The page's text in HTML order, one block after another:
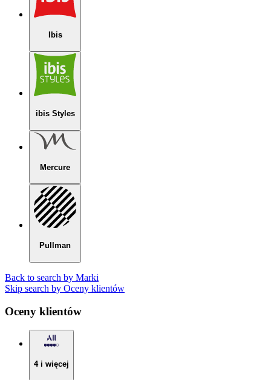
Ibis
ibis Styles
Mercure
Pullman
Back to search by Marki
Skip search by Oceny klientów
Oceny klientów
4 i więcej